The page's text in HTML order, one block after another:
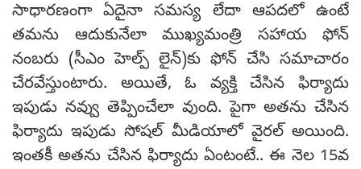
సాధారణంగా ఏదైనా సమస్య లేదా ఆపదలో ఉంటే
తమను ఆదుకునేలా ముఖ్యమంత్రి సహాయ ఫోన్
నంబరు (సీఎం హెల్ప్ లైన్)కు ఫోన్ చేసి సమాచారం
చేరవేస్తుంటారు. అయితే, ఓ వ్యక్తి చేసిన ఫిర్యాదు
ఇపుడు నవ్వు తెప్పించేలా వుంది. పైగా అతను చేసిన
ఫిర్యాదు ఇపుడు సోషల్ మీడియాలో వైరల్ అయింది.
ఇంతకీ అతను చేసిన ఫిర్యాదు ఏంటంటే.. ఈ నెల 15వ